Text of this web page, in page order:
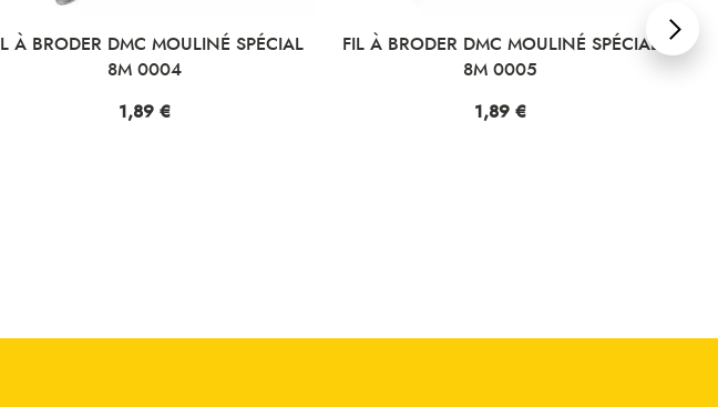
À BRODER DMC MOULINÉ SPÉCIAL
8M 0004
Prix
1,89 €
FIL À BRODER DMC MOULINÉ SPÉCIAL
8M 0005
Prix
1,89 €